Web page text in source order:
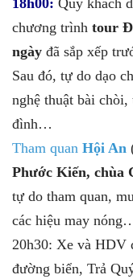
chương trình tour
ngày đã sắp xếp
Sau đó, tự do dạo
nghệ thuật bài chòi,
đình…
Tham quan Hội An
Phước Kiến, chùa
tự do tham quan,
các hiệu may
20h30: Xe và HDV
đường biển, Trả